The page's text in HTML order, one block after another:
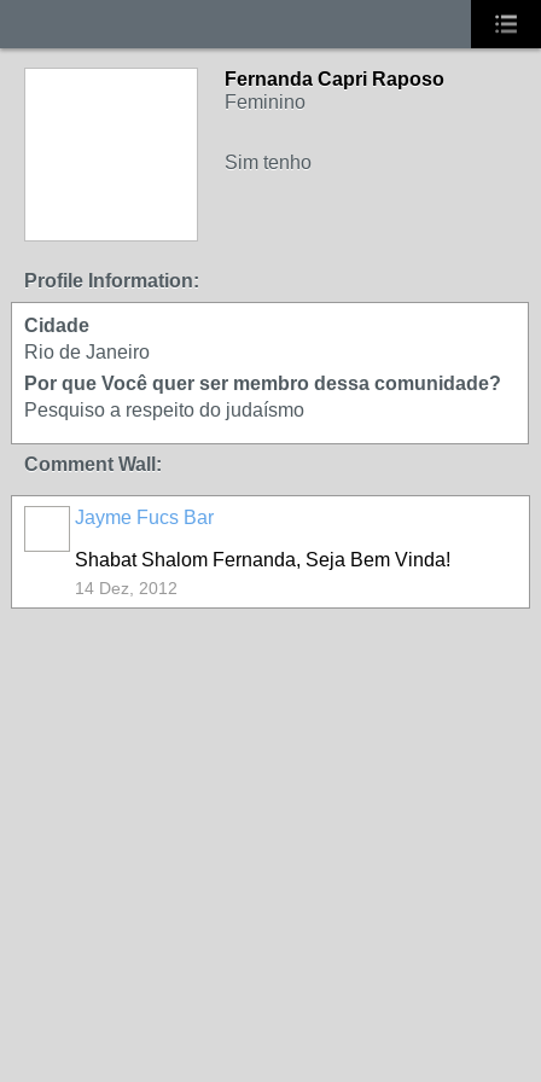
Fernanda Capri Raposo
Feminino
Sim tenho
Profile Information:
Cidade
Rio de Janeiro
Por que Você quer ser membro dessa comunidade?
Pesquiso a respeito do judaísmo
Comment Wall:
Jayme Fucs Bar
Shabat Shalom Fernanda, Seja Bem Vinda!
14 Dez, 2012